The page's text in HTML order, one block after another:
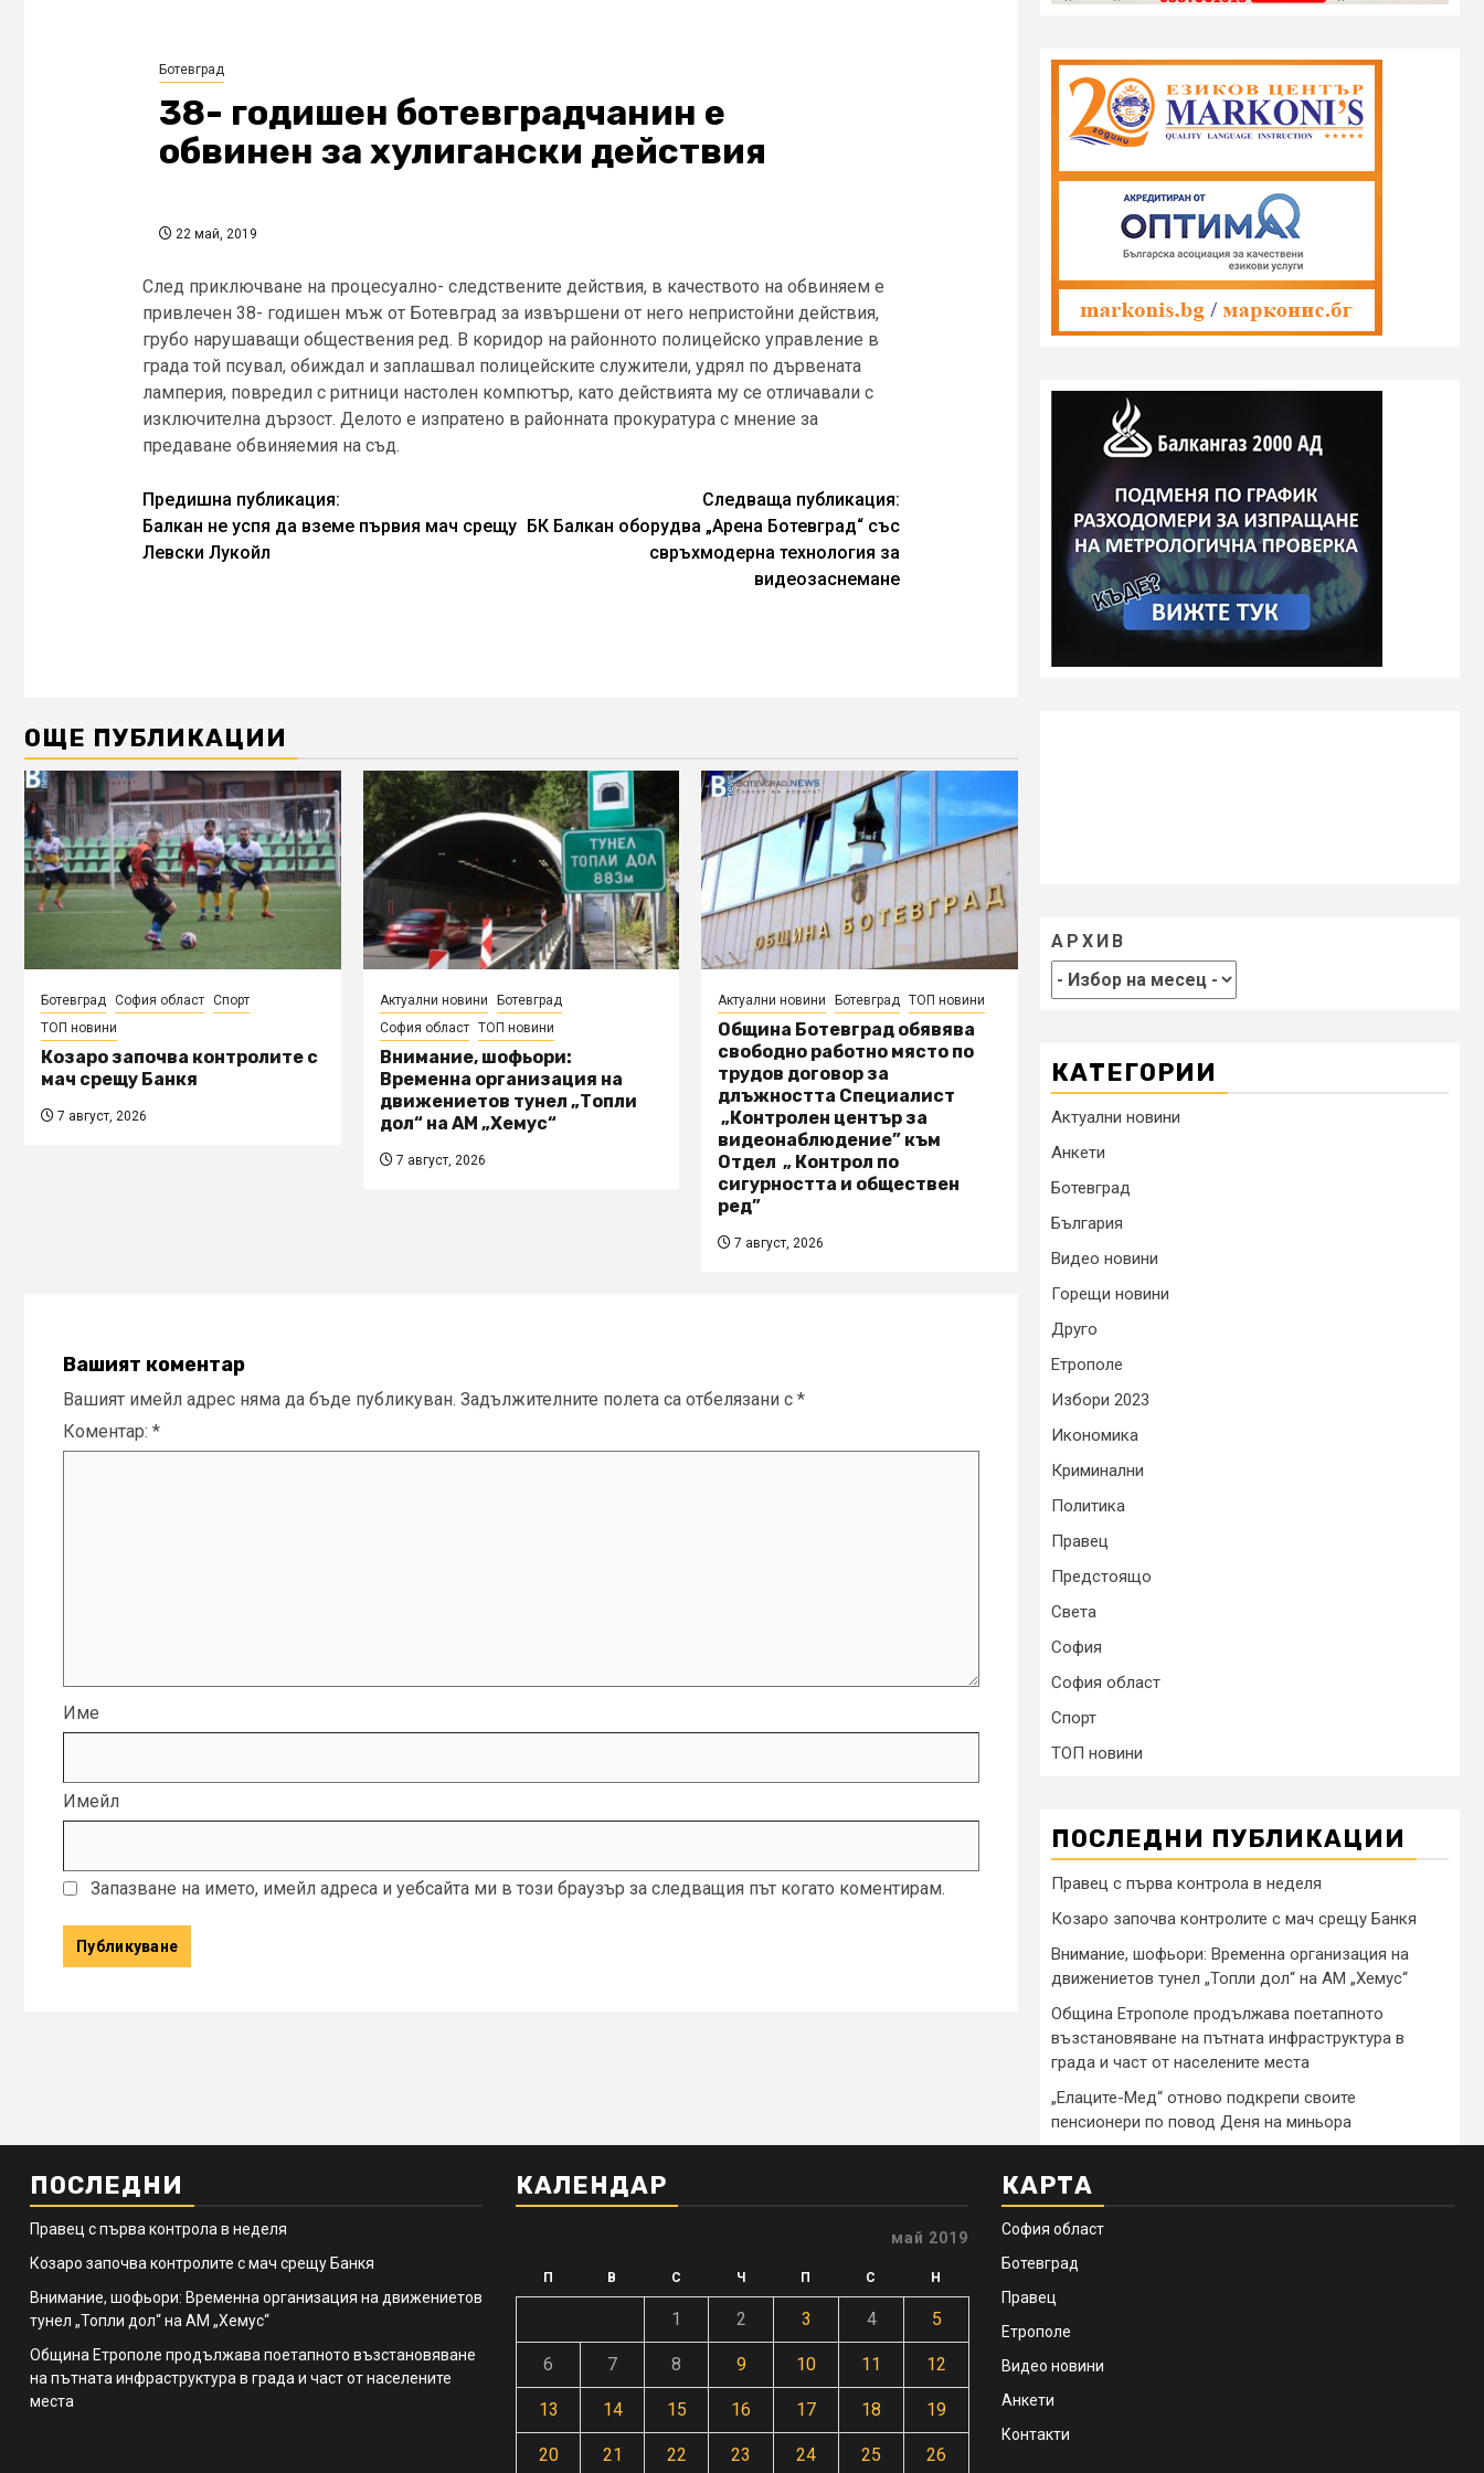
Ботевград
38- годишен ботевградчанин е
обвинен за хулигански действия
22 май, 2019
След приключване на процесуално- следствените действия, в качеството на обвиняем е
привлечен 38- годишен мъж от Ботевград за извършени от него непристойни действия,
грубо нарушаващи обществения ред. В коридор на районното полицейско управление в
града той псувал, обиждал и заплашвал полицейските служители, удрял по дървената
ламперия, повредил с ритници настолен компютър, като действията му се отличавали с
изключителна дързост. Делото е изпратено в районната прокуратура с мнение за
предаване обвиняемия на съд.
Continue
Reading
Предишна публикация:
Балкан не успя да вземе първия мач срещу
Левски Лукойл
Следваща публикация:
БК Балкан оборудва „Арена Ботевград“ със
свръхмодерна технология за
видеозаснемане
ОЩЕ ПУБЛИКАЦИИ
Ботевград София област Спорт
ТОП новини
Козаро започва контролите с
мач срещу Банкя
7 август, 2026
Актуални новини
Ботевград
София област ТОП новини
Внимание, шофьори:
Временна организация на
движениетов тунел „Топли
дол“ на АМ „Хемус“
7 август, 2026
Актуални новини Ботевград ТОП новини
Община Ботевград обявява
свободно работно място по
трудов договор за
длъжността Специалист
„Контролен център за
видеонаблюдение” към
Отдел „ Контрол по
сигурността и обществен
ред”
7 август, 2026
Вашият коментар
Вашият имейл адрес няма да бъде публикуван. Задължителните полета са отбелязани с *
Коментар: *
Име
Имейл
Запазване на името, имейл адреса и уебсайта ми в този браузър за следващия път когато коментирам.
АРХИВ
КАТЕГОРИИ
Актуални новини
Анкети
Ботевград
България
Видео новини
Горещи новини
Друго
Етрополе
Избори 2023
Икономика
Криминални
Политика
Правец
Предстоящо
Света
София
София област
Спорт
ТОП новини
ПОСЛЕДНИ ПУБЛИКАЦИИ
Правец с първа контрола в неделя
Козаро започва контролите с мач срещу Банкя
Внимание, шофьори: Временна организация на
движениетов тунел „Топли дол“ на АМ „Хемус“
Община Етрополе продължава поетапното
възстановяване на пътната инфраструктура в
града и част от населените места
„Елаците-Мед“ отново подкрепи своите
пенсионери по повод Деня на миньора
ПОСЛЕДНИ
Правец с първа контрола в неделя
Козаро започва контролите с мач срещу Банкя
Внимание, шофьори: Временна организация на движениетов
тунел „Топли дол“ на АМ „Хемус“
Община Етрополе продължава поетапното възстановяване
на пътната инфраструктура в града и част от населените
места
КАЛЕНДАР
май 2019
П В С Ч П С Н
1 2 3 4 5
6 7 8 9 10 11 12
13 14 15 16 17 18 19
20 21 22 23 24 25 26
КАРТА
София област
Ботевград
Правец
Етрополе
Видео новини
Анкети
Контакти